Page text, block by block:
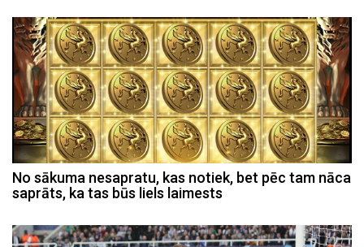
No sākuma nesapratu, kas notiek, bet pēc tam nāca
saprāts, ka tas būs liels laimests